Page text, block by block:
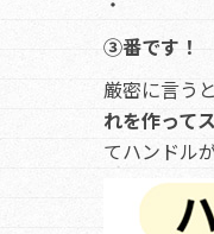
③番です！
厳密に言う
れを作って
てハンドル